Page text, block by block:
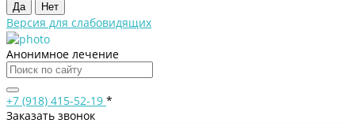
Да Нет
Версия для слабовидящих
Анонимное лечение
+7 (918) 415-52-19 *
Заказать звонок